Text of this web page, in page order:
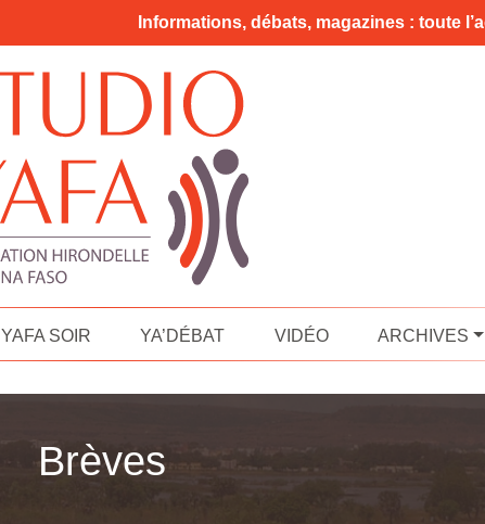
Informations, débats, magazines : toute
YAFA SOIR YA’DÉBAT VIDÉO ARCHIVES
Brèves